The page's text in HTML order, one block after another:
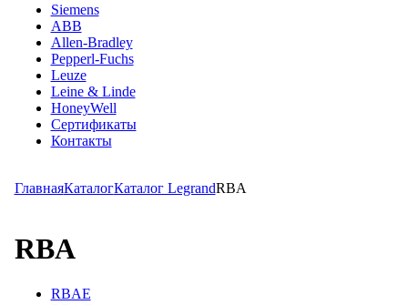
Siemens
ABB
Allen-Bradley
Pepperl-Fuchs
Leuze
Leine & Linde
HoneyWell
Сертификаты
Контакты
ГлавнаяКаталогКаталог LegrandRBA
RBA
RBAE